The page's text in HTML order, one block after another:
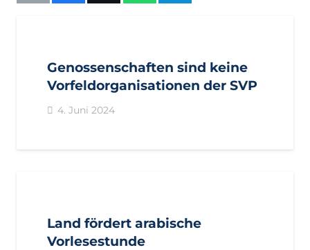
Genossenschaften sind keine
Vorfeldorganisationen der SVP
4. Juni 2024
Land fördert arabische
Vorlesestunde